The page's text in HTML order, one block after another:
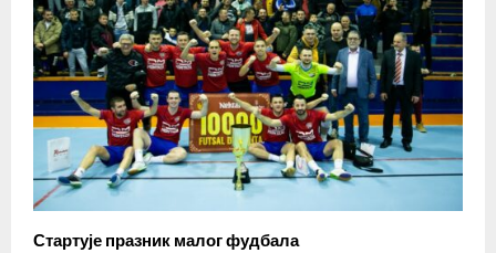
Стартује празник малог фудбала